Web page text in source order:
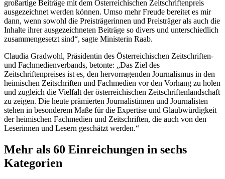
großartige Beiträge mit dem Österreichischen Zeitschriftenpreis
ausgezeichnet werden können. Umso mehr Freude bereitet es mir
dann, wenn sowohl die Preisträgerinnen und Preisträger als auch die
Inhalte ihrer ausgezeichneten Beiträge so divers und unterschiedlich
zusammengesetzt sind“, sagte Ministerin Raab.
Claudia Gradwohl, Präsidentin des Österreichischen Zeitschriften-
und Fachmedienverbands, betonte: „Das Ziel des
Zeitschriftenpreises ist es, den hervorragenden Journalismus in den
heimischen Zeitschriften und Fachmedien vor den Vorhang zu holen
und zugleich die Vielfalt der österreichischen Zeitschriftenlandschaft
zu zeigen. Die heute prämierten Journalistinnen und Journalisten
stehen in besonderem Maße für die Expertise und Glaubwürdigkeit
der heimischen Fachmedien und Zeitschriften, die auch von den
Leserinnen und Lesern geschätzt werden.“
Mehr als 60 Einreichungen in sechs
Kategorien